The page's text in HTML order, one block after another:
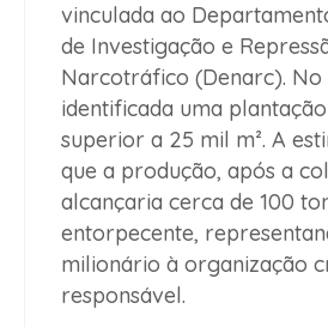
vinculada ao
de Investigação e
Narcotráfico (Denarc).
identificada uma
superior a 25 mil m². A
que a produção, após a
alcançaria cerca de 100
entorpecente,
milionário à organização
responsável.